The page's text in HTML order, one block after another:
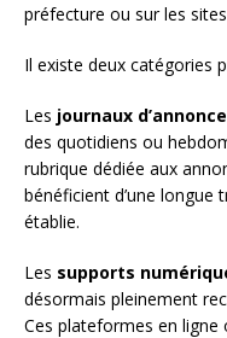
préfecture ou sur les
Il existe deux catégories
Les journaux
des quotidiens ou
rubrique dédiée aux
bénéficient d’une longue
établie.
Les supports
désormais pleinement
Ces plateformes en